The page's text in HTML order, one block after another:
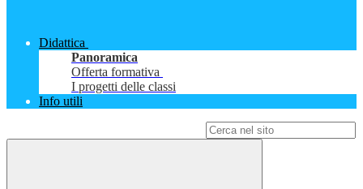
Didattica
Panoramica
Offerta formativa
I progetti delle classi
Info utili